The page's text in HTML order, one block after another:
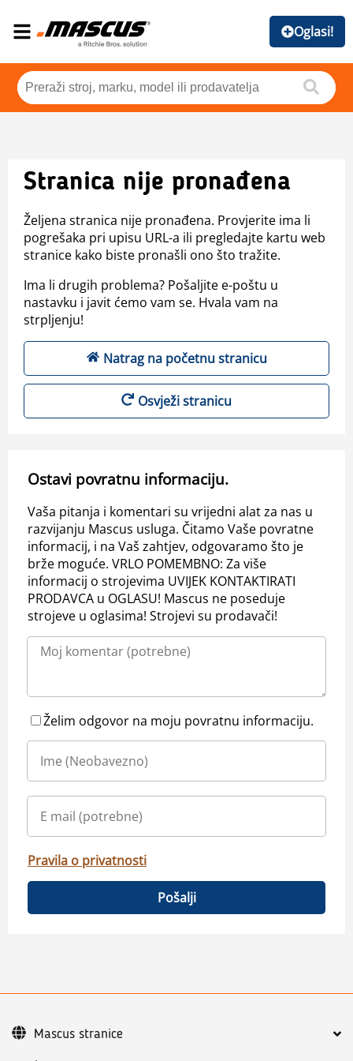
Oglasi!
Stranica nije pronađena
Željena stranica nije pronađena. Provjerite ima li
pogrešaka pri upisu URL-a ili pregledajte kartu web
stranice kako biste pronašli ono što tražite.
Ima li drugih problema? Pošaljite e-poštu u
nastavku i javit ćemo vam se. Hvala vam na
strpljenju!
Natrag na početnu stranicu
Osvježi stranicu
Ostavi povratnu informaciju.
Vaša pitanja i komentari su vrijedni alat za nas u
razvijanju Mascus usluga. Čitamo Vaše povratne
informacij, i na Vaš zahtjev, odgovaramo što je
brže moguće. VRLO POMEMBNO: Za više
informacij o strojevima UVIJEK KONTAKTIRATI
PRODAVCA u OGLASU! Mascus ne poseduje
strojeve u oglasima! Strojevi su prodavači!
Želim odgovor na moju povratnu informaciju.
Pravila o privatnosti
Pošalji
Mascus stranice